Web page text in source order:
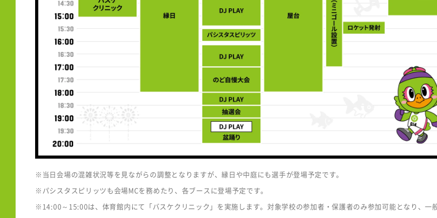
※当日会場の混雑状況等を見ながらの調整となりますが、縁日や中庭にも選手が登場予定です。
※パシスタスピリッツも会場MCを務めたり、各ブースに登場予定です。
※14:00～15:00は、体育館内にて「バスケクリニック」を実施します。対象学校の参加者・保護者のみ参加可能となり、一